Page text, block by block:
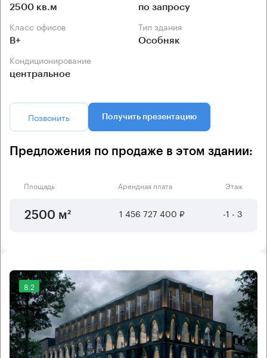
2500 кв.м по запросу
Класс офисов
B+
Тип здания
Особняк
Кондиционирование
центральное
Позвонить Получить презентацию
Предложения по продаже в этом здании:
Площадь Арендная плата Этаж
2500 м² 1 456 727 400 ₽ -1 - 3
8.2